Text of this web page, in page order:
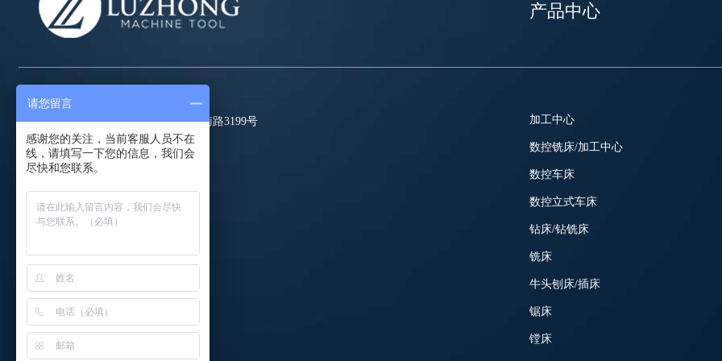
地址： 山东省滕州市经济开发区龙泉南路3199号
电话： 0632-5083087
邮箱：coco@luzhongmc.com
微信: luzhongmc
产品中心
加工中心
数控铣床/加工中心
数控车床
数控立式车床
钻床/钻铣床
铣床
牛头刨床/插床
锯床
镗床
请您留言
感谢您的关注，当前客服人员不在
线，请填写一下您的信息，我们会
尽快和您联系。